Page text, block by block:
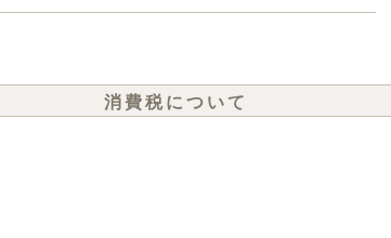
消費税について